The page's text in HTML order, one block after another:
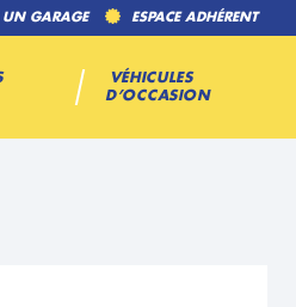
UN GARAGE ESPACE ADHÉRENT
VÉHICULES
D’OCCASION